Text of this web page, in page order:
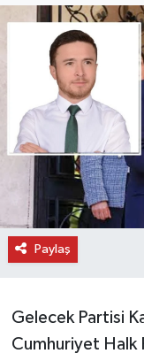
Paylaş
Gelecek Partisi
Cumhuriyet Halk
Devrekani
Doğanyurt
Hanönü
İhsangazi
İnebolu
Küre
Pınarbaşı